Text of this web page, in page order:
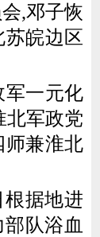
,邓子恢
皖边区
一元化
北军政党
师兼淮北
据地进
队浴血